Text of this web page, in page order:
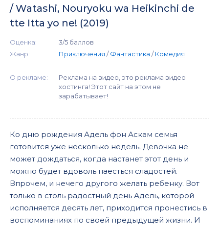
/ Watashi, Nouryoku wa Heikinchi de
tte Itta yo ne! (2019)
Оценка:
3/5 баллов
Жанр:
Приключения /Фантастика /Комедия
О рекламе:
Реклама на видео, это реклама видео
хостинга! Этот сайт на этом не
зарабатывает!
Ко дню рождения Адель фон Аскам семья
готовится уже несколько недель. Девочка не
может дождаться, когда настанет этот день и
можно будет вдоволь наесться сладостей.
Впрочем, и нечего другого желать ребенку. Вот
только в столь радостный день Адель, которой
исполняется десять лет, приходится пронестись в
воспоминаниях по своей предыдущей жизни. И